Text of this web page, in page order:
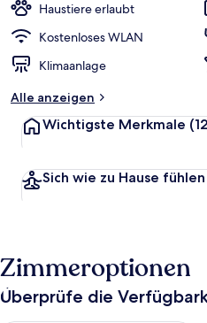
Haustiere erlaubt
Kostenloses WLAN
Klimaanlage
Alle anzeigen
Wichtigste Merkmale
Sich wie zu Hause fühlen
Zimmeroptionen
Überprüfe die